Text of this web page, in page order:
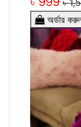
৳
অর্ডার